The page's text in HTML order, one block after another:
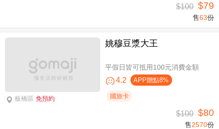
$100 $79
售63份
板橋區 免預約
姚穆豆漿大王
平假日皆可抵用100元消費金額
4.2 APP贈點8%
國旅卡
$100 $80
售2570份